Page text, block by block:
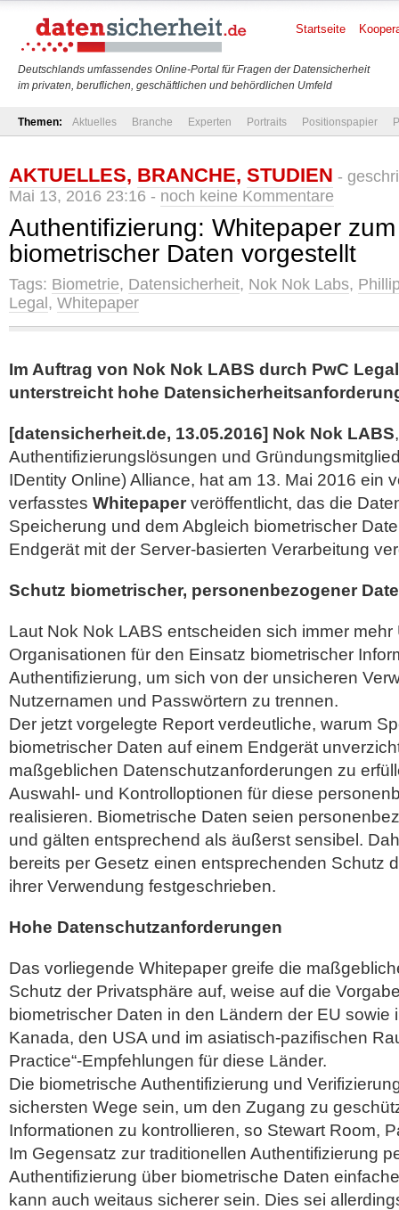
Deutschlands umfassendes Online-Portal für Fragen der Datensicherheit
im privaten, beruflichen, geschäftlichen und behördlichen Umfeld
Startseite
Themen: Aktuelles Branche Experten Portraits Positionspapier
AKTUELLES, BRANCHE, STUDIEN -
Mai 13, 2016 23:16 - noch keine Kommentare
Authentifizierung: Whitepaper
biometrischer Daten vorgestellt
Tags: Biometrie, Datensicherheit, Nok Nok Labs,
Legal , Whitepaper
Im Auftrag von Nok Nok LABS durch PwC
unterstreicht hohe
[datensicherheit.de, 13.05.2016] Nok Nok LABS
Authentifizierungslösungen und
IDentity Online) Alliance, hat am 13. Mai 2016 ein
verfasstes Whitepaper veröffentlicht, das die
Speicherung und dem Abgleich biometrischer
Endgerät mit der Server-basierten Verarbeitung
Schutz biometrischer, personenbezogener
Laut Nok Nok LABS entscheiden sich immer
Organisationen für den Einsatz biometrischer
Authentifizierung, um sich von der unsicheren
Nutzernamen und Passwörtern zu trennen.
Der jetzt vorgelegte Report verdeutliche, warum
biometrischer Daten auf einem Endgerät
maßgeblichen Datenschutzanforderungen zu
Auswahl- und Kontrolloptionen für diese
realisieren. Biometrische Daten seien
und gälten entsprechend als äußerst sensibel.
bereits per Gesetz einen entsprechenden Schutz
ihrer Verwendung festgeschrieben.
Hohe Datenschutzanforderungen
Das vorliegende Whitepaper greife die
Schutz der Privatsphäre auf, weise auf die
biometrischer Daten in den Ländern der EU sowie
Kanada, den USA und im asiatisch-pazifischen
Practice“-Empfehlungen für diese Länder.
Die biometrische Authentifizierung und
sichersten Wege sein, um den Zugang zu
Informationen zu kontrollieren, so Stewart Room,
Im Gegensatz zur traditionellen Authentifizierung
Authentifizierung über biometrische Daten
kann auch weitaus sicherer sein. Dies sei